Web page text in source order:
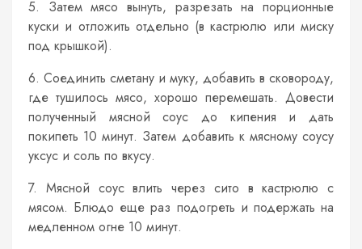
5. Затем мясо вынуть, разрезать на порционные
куски и отложить отдельно (в кастрюлю или миску
под крышкой).
6. Соединить сметану и муку, добавить в сковороду,
где тушилось мясо, хорошо перемешать. Довести
полученный мясной соус до кипения и дать
покипеть 10 минут. Затем добавить к мясному соусу
уксус и соль по вкусу.
7. Мясной соус влить через сито в кастрюлю с
мясом. Блюдо еще раз подогреть и подержать на
медленном огне 10 минут.